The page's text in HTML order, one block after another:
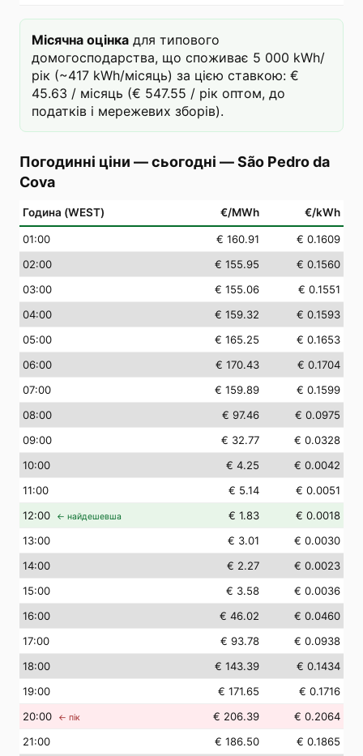
Місячна оцінка для типового
домогосподарства, що споживає 5 000 kWh/
рік (~417 kWh/місяць) за цією ставкою: €
45.63 / місяць (€ 547.55 / рік оптом, до
податків і мережевих зборів).
Погодинні ціни — сьогодні —São Pedro da
Cova
Година (WEST) €/MWh €/kWh
01:00 € 160.91
€ 0.1609
02:00 € 155.95
€ 0.1560
03:00 € 155.06
€ 0.1551
04:00 € 159.32
€ 0.1593
05:00 € 165.25
€ 0.1653
06:00 € 170.43
€ 0.1704
07:00 € 159.89
€ 0.1599
08:00 € 97.46
€ 0.0975
09:00 € 32.77
€ 0.0328
10:00 € 4.25
€ 0.0042
11:00 € 5.14
€ 0.0051
12:00 ← найдешевша € 1.83
€ 0.0018
13:00 € 3.01
€ 0.0030
14:00 € 2.27
€ 0.0023
15:00 € 3.58
€ 0.0036
16:00 € 46.02
€ 0.0460
17:00 € 93.78
€ 0.0938
18:00 € 143.39
€ 0.1434
19:00 € 171.65
€ 0.1716
20:00 ← пік € 206.39
€ 0.2064
21:00 € 186.50
€ 0.1865